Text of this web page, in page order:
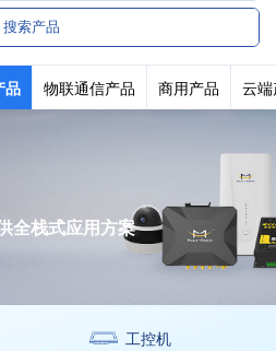
品 物联通信产品 商用产品 云
全栈式应用方案
工控机